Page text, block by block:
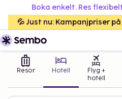
Boka enkelt. Res
💦 Just nu: Kampanjpriser
Resor Hotell
Flyg +
hotell